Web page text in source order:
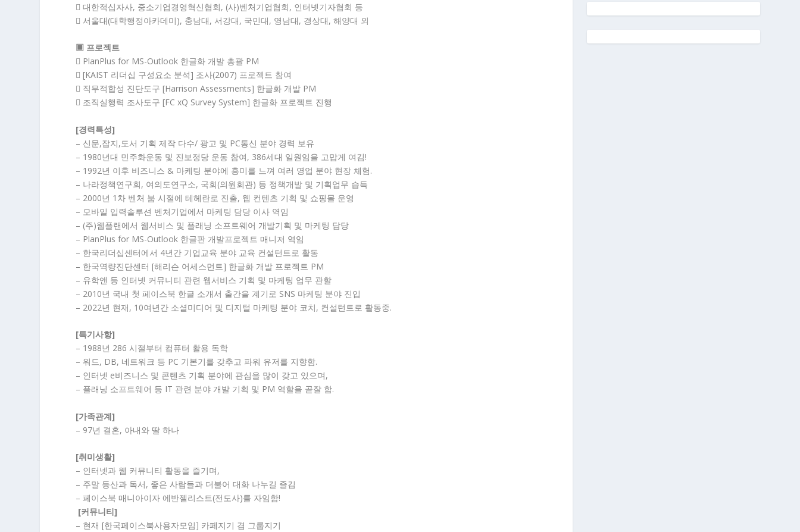
 대한적십자사, 중소기업경영혁신협회, (사)벤처기업협회, 인터넷기자협회 등
 서울대(대학행정아카데미), 충남대, 서강대, 국민대, 영남대, 경상대, 해양대 외
▣ 프로젝트
 PlanPlus for MS-Outlook 한글화 개발 총괄 PM
 [KAIST 리더십 구성요소 분석] 조사(2007) 프로젝트 참여
 직무적합성 진단도구 [Harrison Assessments] 한글화 개발 PM
 조직실행력 조사도구 [FC xQ Survey System] 한글화 프로젝트 진행
[경력특성]
– 신문,잡지,도서 기획 제작 다수/ 광고 및 PC통신 분야 경력 보유
– 1980년대 민주화운동 및 진보정당 운동 참여, 386세대 일원임을 고맙게 여김!
– 1992년 이후 비즈니스 & 마케팅 분야에 흥미를 느껴 여러 영업 분야 현장 체험.
– 나라정책연구회, 여의도연구소, 국회(의원회관) 등 정책개발 및 기획업무 습득
– 2000년 1차 벤처 붐 시절에 테헤란로 진출, 웹 컨텐츠 기획 및 쇼핑몰 운영
– 모바일 입력솔루션 벤처기업에서 마케팅 담당 이사 역임
– (주)웹플랜에서 웹서비스 및 플래닝 소프트웨어 개발기획 및 마케팅 담당
– PlanPlus for MS-Outlook 한글판 개발프로젝트 매니저 역임
– 한국리더십센터에서 4년간 기업교육 분야 교육 컨설턴트로 활동
– 한국역량진단센터 [해리슨 어세스먼트] 한글화 개발 프로젝트 PM
– 유학앤 등 인터넷 커뮤니티 관련 웹서비스 기획 및 마케팅 업무 관할
– 2010년 국내 첫 페이스북 한글 소개서 출간을 계기로 SNS 마케팅 분야 진입
– 2022년 현재, 10여년간 소셜미디어 및 디지털 마케팅 분야 코치, 컨설턴트로 활동중.
[특기사항]
– 1988년 286 시절부터 컴퓨터 활용 독학
– 워드, DB, 네트워크 등 PC 기본기를 갖추고 파워 유저를 지향함.
– 인터넷 e비즈니스 및 콘텐츠 기획 분야에 관심을 많이 갖고 있으며,
– 플래닝 소프트웨어 등 IT 관련 분야 개발 기획 및 PM 역할을 곧잘 함.
[가족관계]
– 97년 결혼, 아내와 딸 하나
[취미생활]
– 인터넷과 웹 커뮤니티 활동을 즐기며,
– 주말 등산과 독서, 좋은 사람들과 더불어 대화 나누길 즐김
– 페이스북 매니아이자 에반젤리스트(전도사)를 자임함!
[커뮤니티]
– 현재 [한국페이스북사용자모임] 카페지기 겸 그룹지기